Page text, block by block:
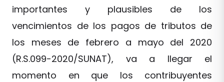
importantes y plausibles de los
vencimientos de los pagos de tributos de
los meses de febrero a mayo del 2020
(R.S.099-2020/SUNAT), va a llegar el
momento en que los contribuyentes